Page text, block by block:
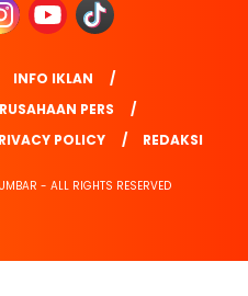
INFO IKLAN
PERS
POLICY REDAKSI
- ALL RIGHTS RESERVED